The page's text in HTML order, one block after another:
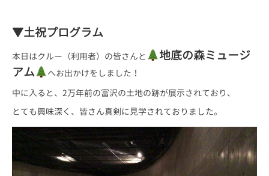
▼土祝プログラム
本日はクルー（利用者）の皆さんと
地底の森ミュージ
アム
へお出かけをしました！
中に入ると、2万年前の富沢の土地の跡が展示されており、
とても興味深く、皆さん真剣に見学されておりました。